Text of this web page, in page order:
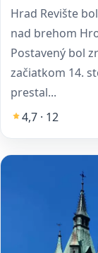
Hrad Revište
nad brehom
Postavený bol
začiatkom 14.
prestal...
4,7 · 12